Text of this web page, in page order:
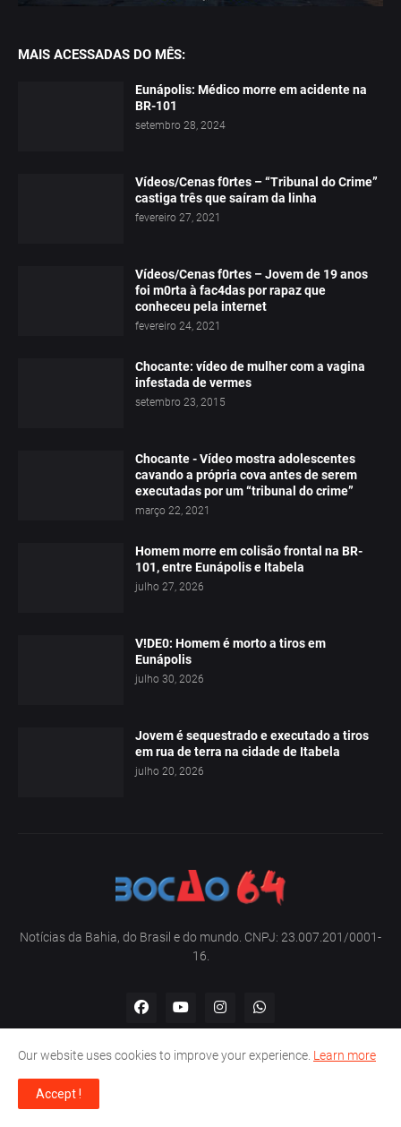
MAIS ACESSADAS DO MÊS:
Eunápolis: Médico morre em acidente na
BR-101
setembro 28, 2024
Vídeos/Cenas f0rtes – “Tribunal do Crime”
castiga três que saíram da linha
fevereiro 27, 2021
Vídeos/Cenas f0rtes – Jovem de 19 anos
foi m0rta à fac4das por rapaz que
conheceu pela internet
fevereiro 24, 2021
Chocante: vídeo de mulher com a vagina
infestada de vermes
setembro 23, 2015
Chocante - Vídeo mostra adolescentes
cavando a própria cova antes de serem
executadas por um “tribunal do crime”
março 22, 2021
Homem morre em colisão frontal na BR-
101, entre Eunápolis e Itabela
julho 27, 2026
V!DE0: Homem é morto a tiros em
Eunápolis
julho 30, 2026
Jovem é sequestrado e executado a tiros
em rua de terra na cidade de Itabela
julho 20, 2026
Notícias da Bahia, do Brasil e do mundo. CNPJ: 23.007.201/0001-
16.
Home
Our website uses cookies to improve your experience. Learn more
Accept !